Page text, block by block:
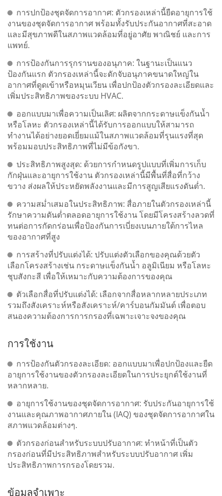
การปกป้องชุดจัดการอากาศ: ตัวกรองเหล่านี้ยืดอายุการใช้
งานของชุดจัดการอากาศ พร้อมทั้งรับประกันอากาศที่สะอาด
และมีสุขภาพดีในสภาพแวดล้อมที่อยู่อาศัย พาณิชย์ และการ
แพทย์.
การป้องกันการรุกรานของอนุภาค: ในฐานะเป็นแนว
ป้องกันแรก ตัวกรองเหล่านี้จะดักจับอนุภาคขนาดใหญ่ใน
อากาศที่ดูดเข้าหรือหมุนเวียน เพื่อปกป้องตัวกรองละเอียดและ
เพิ่มประสิทธิภาพของระบบ HVAC.
ออกแบบมาเพื่อความเป็นเลิศ: ผลิตจากกระดาษแข็งกันน้ำ
หรือโลหะ ตัวกรองเหล่านี้ได้รับการออกแบบให้สามารถ
ทำงานได้อย่างยอดเยี่ยมแม้ในสภาพแวดล้อมที่รุนแรงที่สุด
พร้อมมอบประสิทธิภาพที่ไม่มีข้อกังขา.
ประสิทธิภาพสูงสุด: ด้วยการกำหนดรูปแบบที่เพิ่มการเก็บ
กักฝุ่นและอายุการใช้งาน ตัวกรองเหล่านี้มีพื้นที่สื่อที่กว้าง
ขวาง ส่งผลให้ประหยัดพลังงานและมีการสูญเสียแรงดันต่ำ.
ความสม่ำเสมอในประสิทธิภาพ: สื่อภายในตัวกรองเหล่านี้
รักษาความดันต่ำตลอดอายุการใช้งาน โดยมีโครงสร้างลวดที่
ทนต่อการกัดกร่อนเพื่อป้องกันการเบี่ยงเบนภายใต้การไหล
ของอากาศที่สูง
การสร้างที่ปรับแต่งได้: ปรับแต่งตัวเลือกของคุณด้วยตัว
เลือกโครงสร้างเช่น กระดาษแข็งกันน้ำ อลูมิเนียม หรือโลหะ
ชุบสังกะสี เพื่อให้เหมาะกับความต้องการของคุณ
ตัวเลือกสื่อที่ปรับแต่งได้: เลือกจากสื่อหลากหลายประเภท
รวมถึงสังเคราะห์หรือสังเคราะห์/คาร์บอนกัมมันต์ เพื่อตอบ
สนองความต้องการการกรองที่เฉพาะเจาะจงของคุณ
การใช้งาน
การป้องกันตัวกรองละเอียด: ออกแบบมาเพื่อปกป้องและยืด
อายุการใช้งานของตัวกรองละเอียดในการประยุกต์ใช้งานที่
หลากหลาย.
อายุการใช้งานของชุดจัดการอากาศ: รับประกันอายุการใช้
งานและคุณภาพอากาศภายใน (IAQ) ของชุดจัดการอากาศใน
สภาพแวดล้อมต่างๆ.
ตัวกรองก่อนสำหรับระบบปรับอากาศ: ทำหน้าที่เป็นตัว
กรองก่อนที่มีประสิทธิภาพสำหรับระบบปรับอากาศ เพิ่ม
ประสิทธิภาพการกรองโดยรวม.
ข้อมูลจำเพาะ